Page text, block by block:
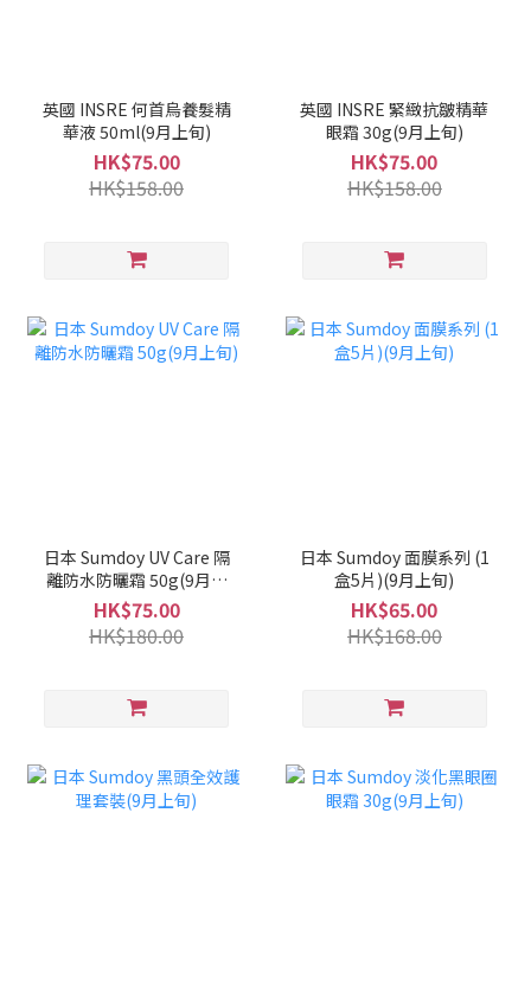
英國 INSRE 何首烏養髮精
華液 50ml(9月上旬)
HK$75.00
HK$158.00
英國 INSRE 緊緻抗皺精華
眼霜 30g(9月上旬)
HK$75.00
HK$158.00
日本 Sumdoy UV Care 隔
離防水防曬霜 50g(9月上
旬)
HK$75.00
HK$180.00
日本 Sumdoy 面膜系列 (1
盒5片)(9月上旬)
HK$65.00
HK$168.00